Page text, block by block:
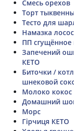
Смесь орехов
Торт
Тесто для
Намазка
ПП
Запечений
КЕТО
Биточки /
шнековой
Молоко кокос
Домашний
Морс
Гірчиця КЕТО